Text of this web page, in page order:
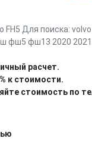
FH5 Для поиска:
фш5 фш13 2020 2021
расчет.
к стоимости.
стоимость по